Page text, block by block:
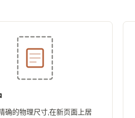
确的物理尺寸,在新页面上居